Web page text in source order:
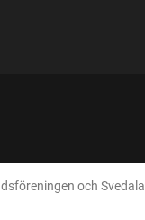
och Svedala